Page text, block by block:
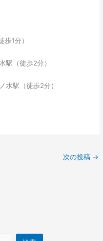
1分）
駅（徒歩2分）
水駅（徒歩2分）
次の投稿 →